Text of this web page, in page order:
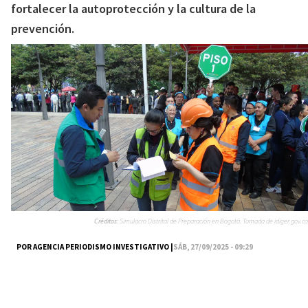
fortalecer la autoprotección y la cultura de la
prevención.
POR AGENCIA PERIODISMO INVESTIGATIVO |SÁB, 27/09/2025 - 09:29
Créditos:Simulacro Distrital de Preparación en Bogotá. Tomada de idiger.gov.co